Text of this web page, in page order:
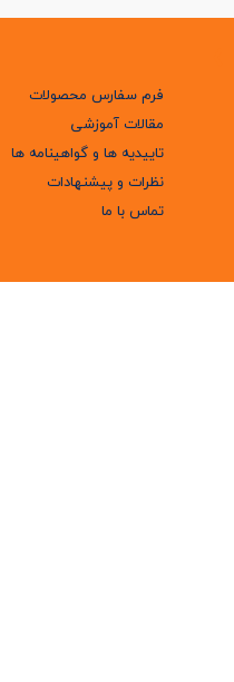
فرم سفارس محصولات
مقالات آموزشی
تاییدیه ها و گواهینامه ها
نظرات و پیشنهادات
تماس با ما